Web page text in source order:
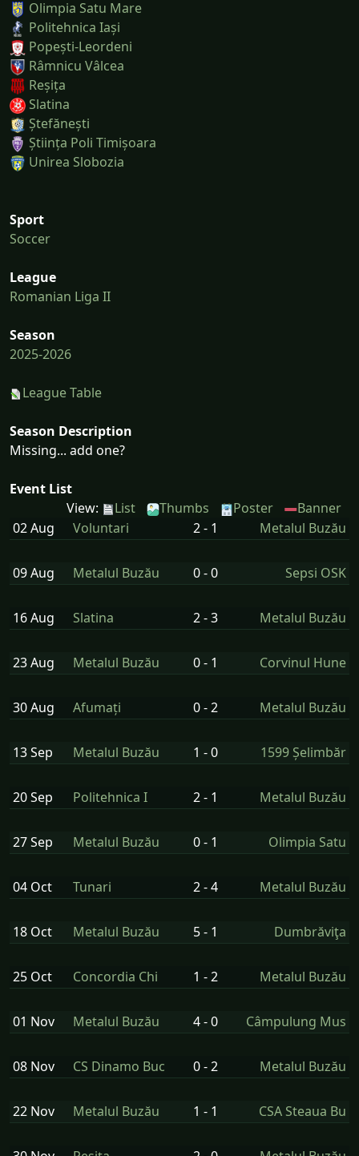
Olimpia Satu Mare
Politehnica Iași
Popești-Leordeni
Râmnicu Vâlcea
Reșița
Slatina
Ștefănești
Știința Poli Timișoara
Unirea Slobozia
Sport
Soccer
League
Romanian Liga II
Season
2025-2026
League Table
Season Description
Missing... add one?
Event List
View:
List Thumbs Poster
Banner
02 Aug
Voluntari 2 - 1 Metalul Buzău
09 Aug Metalul Buzău 0 - 0 Sepsi OSK
16 Aug Slatina 2 - 3 Metalul Buzău
23 Aug Metalul Buzău 0 - 1 Corvinul Hune
30 Aug Afumați 0 - 2 Metalul Buzău
13 Sep Metalul Buzău 1 - 0 1599 Șelimbăr
20 Sep Politehnica I 2 - 1 Metalul Buzău
27 Sep Metalul Buzău 0 - 1 Olimpia Satu
04 Oct Tunari 2 - 4 Metalul Buzău
18 Oct Metalul Buzău 5 - 1 Dumbrăviţa
25 Oct Concordia Chi 1 - 2 Metalul Buzău
01 Nov Metalul Buzău 4 - 0 Câmpulung Mus
08 Nov CS Dinamo Buc 0 - 2 Metalul Buzău
22 Nov Metalul Buzău 1 - 1 CSA Steaua Bu